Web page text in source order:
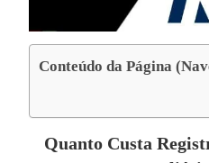
Conteúdo da Página
Quanto Custa